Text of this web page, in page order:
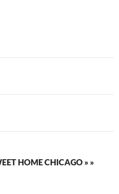
HOME CHICAGO » »